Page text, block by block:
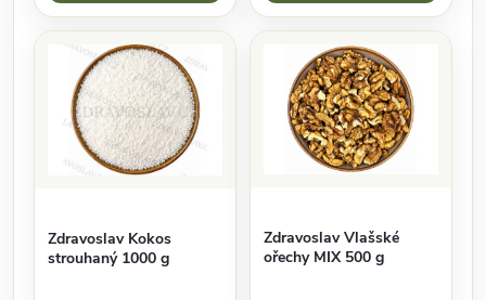
Zdravoslav Kokos
strouhaný 1000 g
Zdravoslav Vlašské
ořechy MIX 500 g